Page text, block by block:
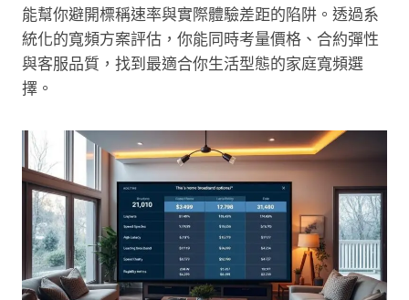
能幫你避開標稱速率與實際體驗差距的陷阱。透過系
統化的寬頻方案評估，你能同時考量價格、合約彈性
與客服品質，找到最適合你生活型態的家庭寬頻選
擇。